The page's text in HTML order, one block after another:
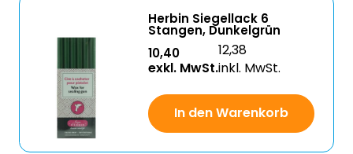
Herbin Siegellack 6
Stangen, Dunkelgrün
10,40
exkl. MwSt.
12,38
inkl. MwSt.
In den Warenkorb